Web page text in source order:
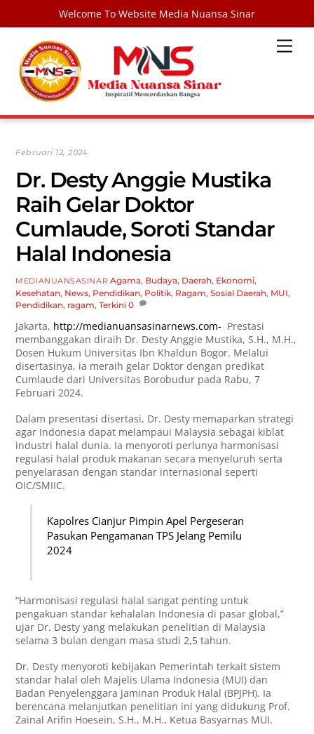
Welcome To Website Media Nuansa Sinar
content
Februari 12, 2024
Dr. Desty Anggie Mustika
Raih Gelar Doktor
Cumlaude, Soroti Standar
Halal Indonesia
MEDIANUANSASINAR Agama, Budaya, Daerah, Ekonomi,
Kesehatan, News, Pendidikan, Politik, Ragam,Sosial Daerah, MUI,
Pendidikan, ragam,Terkini 0
Jakarta, http://medianuansasinarnews.com- Prestasi
membanggakan diraih Dr. Desty Anggie Mustika, S.H., M.H.,
Dosen Hukum Universitas Ibn Khaldun Bogor. Melalui
disertasinya, ia meraih gelar Doktor dengan predikat
Cumlaude dari Universitas Borobudur pada Rabu, 7
Februari 2024.
Dalam presentasi disertasi, Dr. Desty memaparkan strategi
agar Indonesia dapat melampaui Malaysia sebagai kiblat
industri halal dunia. Ia menyoroti perlunya harmonisasi
regulasi halal produk makanan secara menyeluruh serta
penyelarasan dengan standar internasional seperti
OIC/SMIIC.
Kapolres Cianjur Pimpin Apel Pergeseran
Pasukan Pengamanan TPS Jelang Pemilu
2024
“Harmonisasi regulasi halal sangat penting untuk
pengakuan standar kehalalan Indonesia di pasar global,”
ujar Dr. Desty yang melakukan penelitian di Malaysia
selama 3 bulan dengan masa studi 2,5 tahun.
Dr. Desty menyoroti kebijakan Pemerintah terkait sistem
standar halal oleh Majelis Ulama Indonesia (MUI) dan
Badan Penyelenggara Jaminan Produk Halal (BPJPH). Ia
berencana melanjutkan penelitian ini yang didukung Prof.
Zainal Arifin Hoesein, S.H., M.H., Ketua Basyarnas MUI.